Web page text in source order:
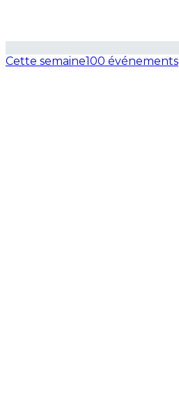
Cette semaine100 événements